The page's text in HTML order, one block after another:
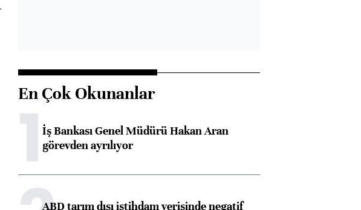
En Çok Okunanlar
1İş Bankası Genel Müdürü Hakan Aran
görevden ayrılıyor
ABD tarım dışı istihdam verisinde negatif